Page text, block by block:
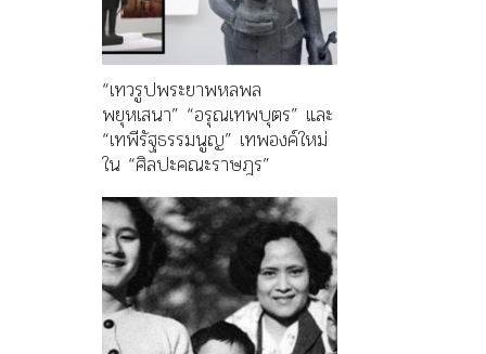
“เทวรูปพระยาพหลพล
พยุหเสนา” “อรุณเทพบุตร” และ
“เทพีรัฐธรรมนูญ” เทพองค์ใหม่
ใน “ศิลปะคณะราษฎร”